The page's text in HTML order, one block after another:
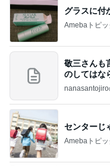
グラスに付
Amebaトピッ
敬三さんも
のしてはな
のよ
nanasantojiro
センターじ
Amebaトピッ